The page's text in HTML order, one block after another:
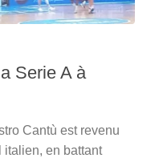
Serie A à
Cantù est revenu
italien, en battant